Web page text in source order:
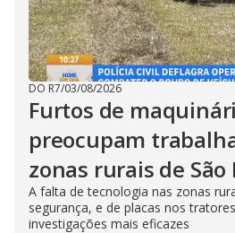
DO R7/03/08/2026
Furtos de
preocupam
zonas rurais de São
A falta de tecnologia nas zonas
segurança, e de placas nos
investigações mais eficazes